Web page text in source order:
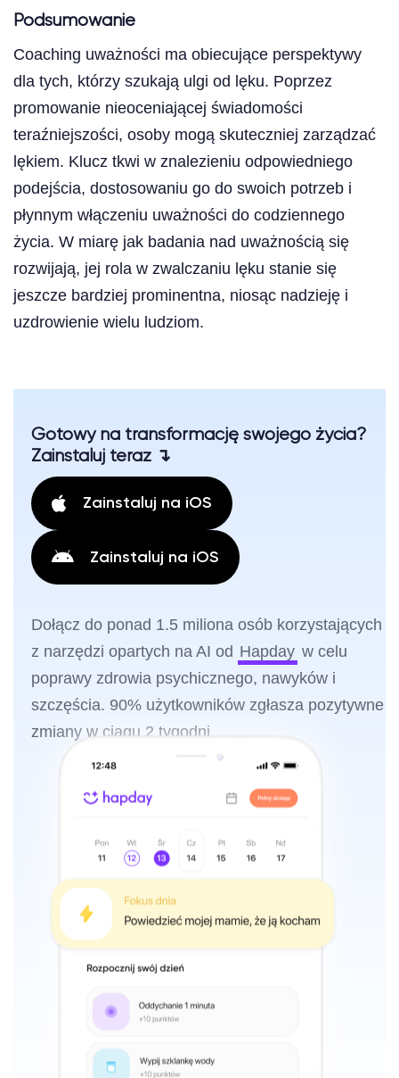
Podsumowanie
Coaching uważności ma obiecujące perspektywy
dla tych, którzy szukają ulgi od lęku. Poprzez
promowanie nieoceniającej świadomości
teraźniejszości, osoby mogą skuteczniej zarządzać
lękiem. Klucz tkwi w znalezieniu odpowiedniego
podejścia, dostosowaniu go do swoich potrzeb i
płynnym włączeniu uważności do codziennego
życia. W miarę jak badania nad uważnością się
rozwijają, jej rola w zwalczaniu lęku stanie się
jeszcze bardziej prominentna, niosąc nadzieję i
uzdrowienie wielu ludziom.
Gotowy na transformację swojego życia?
Zainstaluj teraz ↴
Zainstaluj na iOS
Zainstaluj na iOS
Dołącz do ponad 1.5 miliona osób korzystających
z narzędzi opartych na AI od Hapday w celu
poprawy zdrowia psychicznego, nawyków i
szczęścia. 90% użytkowników zgłasza pozytywne
zmiany w ciągu 2 tygodni.